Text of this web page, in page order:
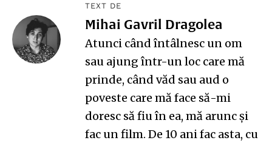
TEXT DE
Mihai Gavril Dragolea
Atunci când întâlnesc un om
sau ajung într-un loc care mă
prinde, când văd sau aud o
poveste care mă face să-mi
doresc să fiu în ea, mă arunc și
fac un film. De 10 ani fac asta, cu